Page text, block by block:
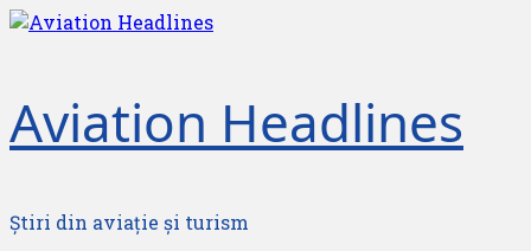
Skip
Aviation Headlines
Știri din aviație și turism